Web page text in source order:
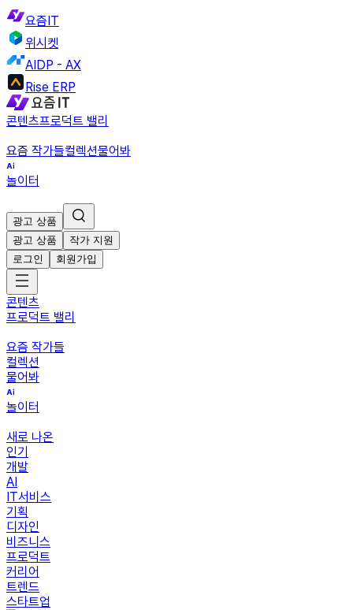
요즘IT
위시켓
AIDP - AX
Rise ERP
콘텐츠프로덕트 밸리
요즘 작가들컬렉션물어봐
놀이터
광고 상품
광고 상품
작가 지원
로그인
회원가입
콘텐츠
프로덕트 밸리
요즘 작가들
컬렉션
물어봐
놀이터
새로 나온
인기
개발
AI
IT서비스
기획
디자인
비즈니스
프로덕트
커리어
트렌드
스타트업